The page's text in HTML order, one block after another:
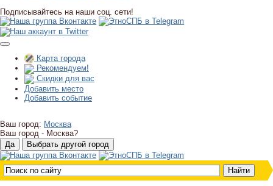
Подписывайтесь на наши соц. сети!
Карта города
Рекомендуем!
Скидки для вас
Добавить место
Добавить событие
Ваш город: Москва
Ваш город - Москва?